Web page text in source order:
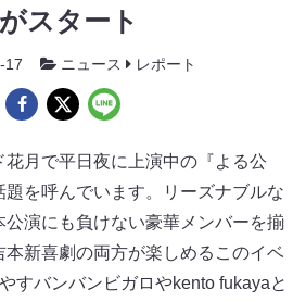
スタート
17 ニュース レポート
月で平日夜に上演中の『よる公
を呼んでいます。リーズナブルな
演にも負けない豪華メンバーを揃
本新喜劇の両方が楽しめるこのイベ
すバンバンビガロやkento fukayaと